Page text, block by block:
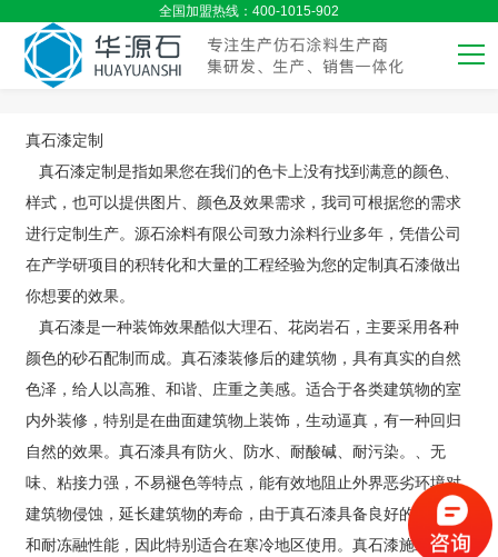
全国加盟热线：400-1015-902
真石漆定制
真石漆定制是指如果您在我们的色卡上没有找到满意的颜色、
样式，也可以提供图片、颜色及效果需求，我司可根据您的需求
进行定制生产。源石涂料有限公司致力涂料行业多年，凭借公司
在产学研项目的积转化和大量的工程经验为您的定制真石漆做出
你想要的效果。
真石漆是一种装饰效果酷似大理石、花岗岩石，主要采用各种
颜色的砂石配制而成。真石漆装修后的建筑物，具有真实的自然
色泽，给人以高雅、和谐、庄重之美感。适合于各类建筑物的室
内外装修，特别是在曲面建筑物上装饰，生动逼真，有一种回归
自然的效果。真石漆具有防火、防水、耐酸碱、耐污染。、无
味、粘接力强，不易褪色等特点，能有效地阻止外界恶劣环境对
建筑物侵蚀，延长建筑物的寿命，由于真石漆具备良好的附着力
和耐冻融性能，因此特别适合在寒冷地区使用。真石漆施工简